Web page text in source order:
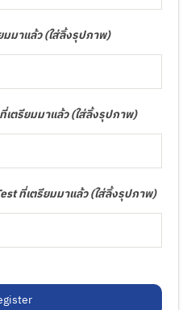
มาแล้ว (ใส่ลิ้งรุปภาพ)
ตรียมมาแล้ว (ใส่ลิ้งรุปภาพ)
ที่เตรียมมาแล้ว (ใส่ลิ้งรุปภาพ)